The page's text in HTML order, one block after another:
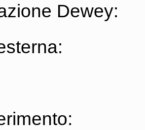
Dewey: